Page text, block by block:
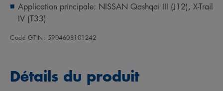
Application principale: NISSAN Qashqai III (J12), X-Trail
IV (T33)
Code GTIN: 5904608101242
Détails du produit